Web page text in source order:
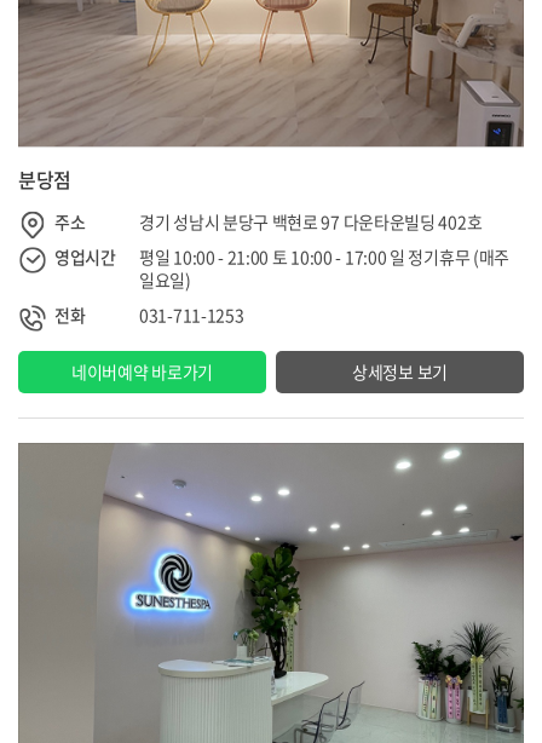
분당점
주소
경기 성남시 분당구 백현로 97 다운타운빌딩 402호
영업시간
평일 10:00 - 21:00 토 10:00 - 17:00 일 정기휴무 (매주
일요일)
전화
031-711-1253
네이버예약 바로가기 상세정보 보기